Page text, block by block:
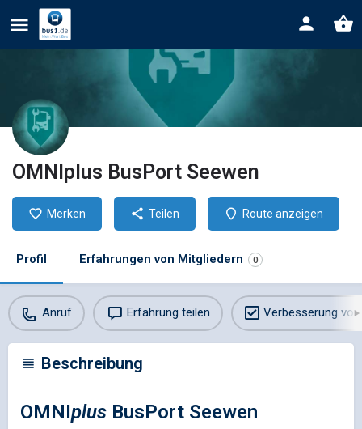
OMNIplus BusPort Seewen
Merken Teilen Route anzeigen
Profil Erfahrungen von Mitgliedern 0
Anruf Erfahrung teilen Verbesserung
Beschreibung
OMNIplus BusPort Seewen